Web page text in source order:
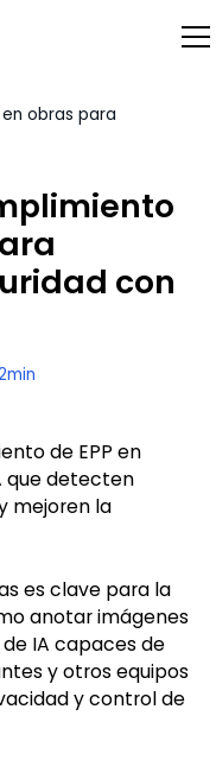
obras para
con
min
es clave para la
anotar imágenes
IA capaces de
y otros equipos
y control de